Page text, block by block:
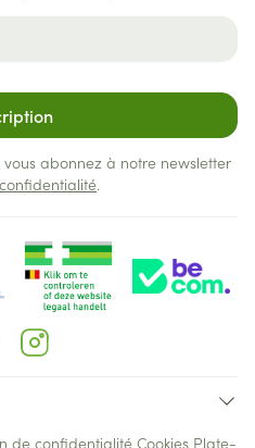
abonnez à notre newsletter
.
de confidentialité Cookies Plate-